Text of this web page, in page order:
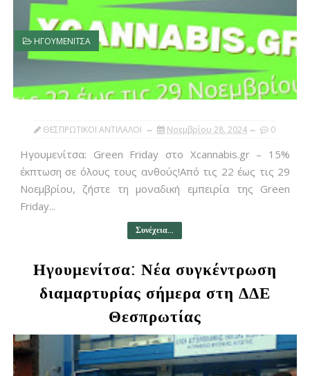
ΗΓΟΥΜΕΝΙΤΣΑ
ΘΕΣΠΡΩΤΙΚΟΙ ΑΝΤΙΛΑΛΟΙ Νοεμβρίου 28, 2024 0
Ηγουμενίτσα: Green Friday στο Xcannabis.gr – 15%
έκπτωση σε όλους τους ανθούς!Από τις 22 έως τις 29
Νοεμβρίου, ζήστε τη μοναδική εμπειρία της Green
Friday...
Συνέχεια...
Ηγουμενίτσα: Νέα συγκέντρωση
διαμαρτυρίας σήμερα στη ΔΔΕ
Θεσπρωτίας